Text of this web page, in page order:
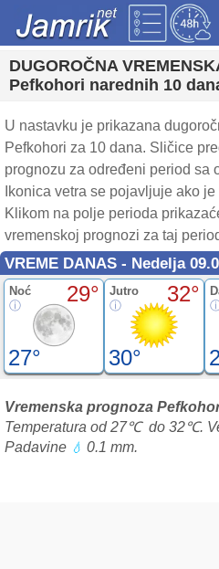
DUGOROČNA
Pefkohori narednih 10
U nastavku je prikazana
Pefkohori za 10 dana. Sličice
prognozu za određeni period sa
Ikonica vetra se pojavljuje ako
Klikom na polje perioda
vremenskoj prognozi za taj
VREME DANAS - Nedelja
Noć 29°
27°
Jutro 32°
30°
Vremenska prognoza
Temperatura od 27℃ do 32℃.
Padavine 💧 0.1 mm.